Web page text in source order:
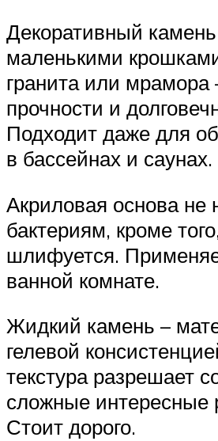
Декоративный
маленькими
гранита или мрамора
прочности и
Подходит даже для
в бассейнах и саунах.
Акриловая основа не
бактериям, кроме
шлифуется.
ванной комнате.
Жидкий камень –
гелевой
текстура разрешает
сложные
Стоит дорого.